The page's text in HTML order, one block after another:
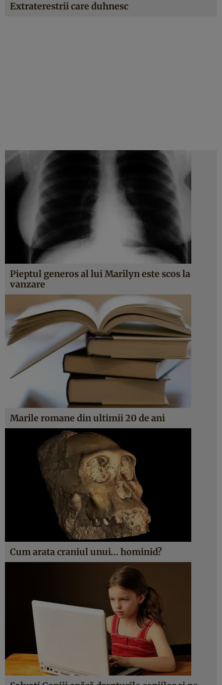
Extraterestrii care duhnesc
Pieptul generos al lui Marilyn este scos la
vanzare
Marile romane din ultimii 20 de ani
Cum arata craniul unui… hominid?